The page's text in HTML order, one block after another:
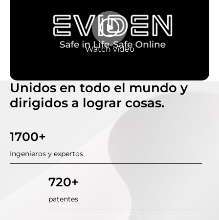
Watch video
Unidos en todo el mundo y
dirigidos a lograr cosas.
1700+
Ingenieros y expertos
720+
patentes